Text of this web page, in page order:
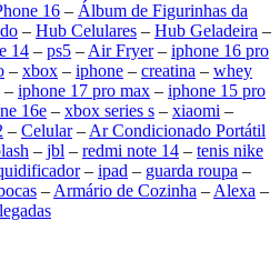
16 – Álbum de Figurinhas da
– Hub Celulares – Hub Geladeira –
14 – ps5 – Air Fryer– iphone 16 pro
– xbox – iphone – creatina – whey
– iphone 17 pro max – iphone 15 pro
16e – xbox series s – xiaomi –
– Celular– Ar Condicionado Portátil
– jbl – redmi note 14 – tenis nike
– ipad – guarda roupa –
– Armário de Cozinha – Alexa –